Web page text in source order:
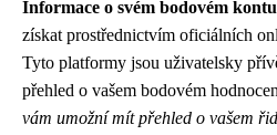
Informace o svém bodovém kontu
získat prostřednictvím oficiálních
Tyto platformy jsou uživatelsky
přehled o vašem bodovém
vám umožní mít přehled o vašem